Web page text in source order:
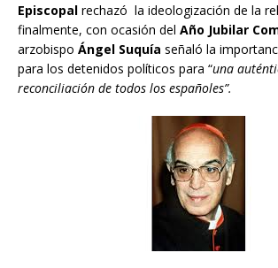
Episcopal rechazó la ideologización de la
finalmente, con ocasión del Año Jubilar
arzobispo Ángel Suquía señaló la
para los detenidos políticos para “una
reconciliación de todos los españoles”.